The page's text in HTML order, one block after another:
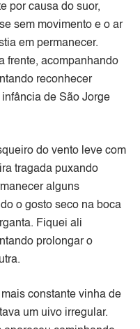
por causa do suor,
sem movimento e o ar
em permanecer.
frente, acompanhando
reconhecer
de São Jorge
do vento leve com
tragada puxando
alguns
o gosto seco na boca
Fiquei ali
prolongar o
constante vinha de
um uivo irregular.